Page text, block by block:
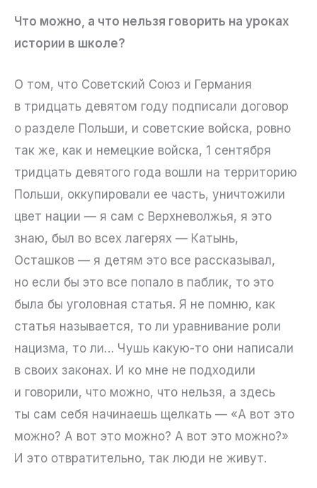
Что можно, а что нельзя говорить на уроках
истории в школе?
О том, что Советский Союз и Германия
в тридцать девятом году подписали договор
о разделе Польши, и советские войска, ровно
так же, как и немецкие войска, 1 сентября
тридцать девятого года вошли на территорию
Польши, оккупировали ее часть, уничтожили
цвет нации — я сам с Верхневолжья, я это
знаю, был во всех лагерях — Катынь,
Осташков — я детям это все рассказывал,
но если бы это все попало в паблик, то это
была бы уголовная статья. Я не помню, как
статья называется, то ли уравнивание роли
нацизма, то ли… Чушь какую-то они написали
в своих законах. И ко мне не подходили
и говорили, что можно, что нельзя, а здесь
ты сам себя начинаешь щелкать — «А вот это
можно? А вот это можно? А вот это можно?»
И это отвратительно, так люди не живут.